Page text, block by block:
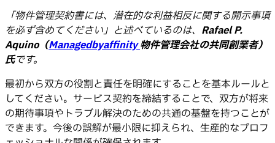
「物件管理契約書には、潜在的な利益相反に関する開示事項
を必ず含めてください」と述べているのは、 Rafael P.
Aquino（Managedbyaffinity物件管理会社の共同創業者）
氏です。
最初から双方の役割と責任を明確にすることを基本ルールと
してください。サービス契約を締結することで、双方が将来
の期待事項やトラブル解決のための共通の基盤を持つことが
できます。今後の誤解が最小限に抑えられ、生産的なプロフ